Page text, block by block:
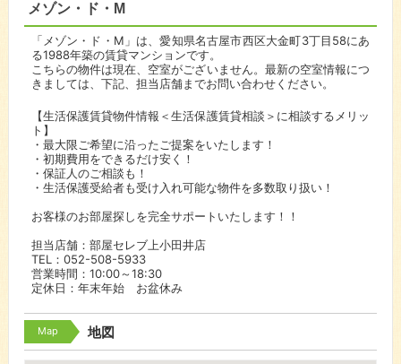
メゾン・ド・M
「メゾン・ド・M」は、愛知県名古屋市西区大金町3丁目58にあ
る1988年築の賃貸マンションです。
こちらの物件は現在、空室がございません。最新の空室情報につ
きましては、下記、担当店舗までお問い合わせください。
【生活保護賃貸物件情報＜生活保護賃貸相談＞に相談するメリッ
ト】
・最大限ご希望に沿ったご提案をいたします！
・初期費用をできるだけ安く！
・保証人のご相談も！
・生活保護受給者も受け入れ可能な物件を多数取り扱い！
お客様のお部屋探しを完全サポートいたします！！
担当店舗：部屋セレブ上小田井店
TEL：052-508-5933
営業時間：10:00～18:30
定休日：年末年始 お盆休み
Map 地図